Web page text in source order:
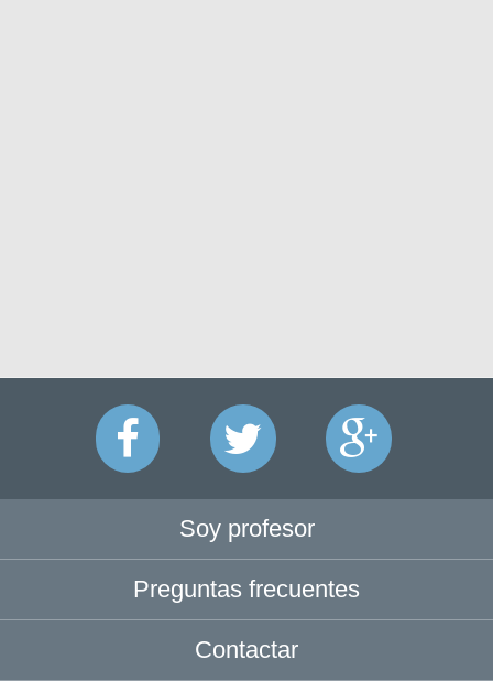
Soy profesor
Preguntas frecuentes
Contactar